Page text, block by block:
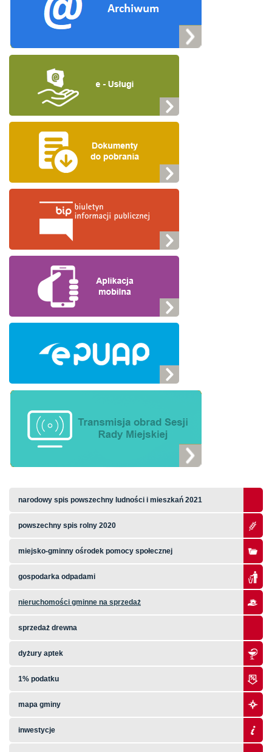
narodowy spis powszechny ludności i mieszkań 2021
powszechny spis rolny 2020
miejsko-gminny ośrodek pomocy społecznej
gospodarka odpadami
nieruchomości gminne na sprzedaż
sprzedaż drewna
dyżury aptek
1% podatku
mapa gminy
inwestycje